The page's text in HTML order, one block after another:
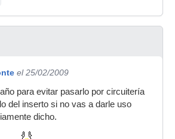
el 25/02/2009
para evitar pasarlo por circuitería
del inserto si no vas a darle uso
dicho.